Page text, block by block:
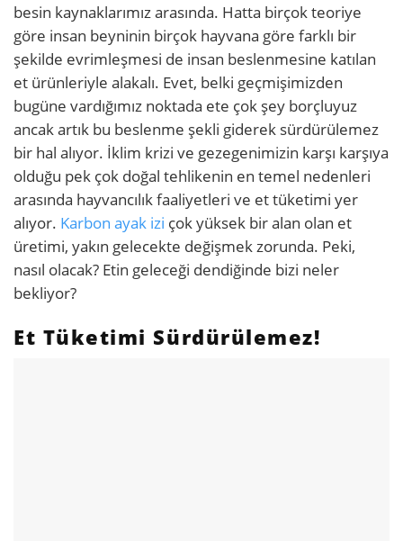
besin kaynaklarımız arasında. Hatta birçok teoriye
göre insan beyninin birçok hayvana göre farklı bir
şekilde evrimleşmesi de insan beslenmesine katılan
et ürünleriyle alakalı. Evet, belki geçmişimizden
bugüne vardığımız noktada ete çok şey borçluyuz
ancak artık bu beslenme şekli giderek sürdürülemez
bir hal alıyor. İklim krizi ve gezegenimizin karşı karşıya
olduğu pek çok doğal tehlikenin en temel nedenleri
arasında hayvancılık faaliyetleri ve et tüketimi yer
alıyor. Karbon ayak izi çok yüksek bir alan olan et
üretimi, yakın gelecekte değişmek zorunda. Peki,
nasıl olacak? Etin geleceği dendiğinde bizi neler
bekliyor?
Et Tüketimi Sürdürülemez!